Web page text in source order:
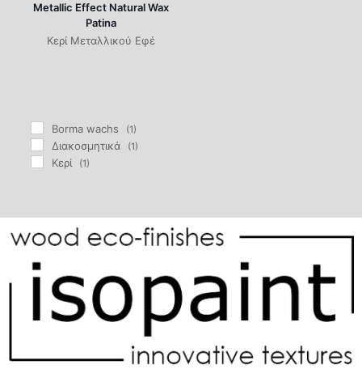
Metallic Effect Natural Wax
Patina
Κερί Μεταλλικού Εφέ
Borma wachs (1)
Διακοσμητικά (1)
Κερί (1)